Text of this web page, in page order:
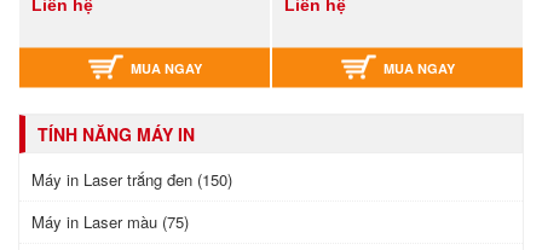
Liên hệ
MUA NGAY
Liên hệ
MUA NGAY
TÍNH NĂNG MÁY IN
Máy in Laser trắng đen (150)
Máy in Laser màu (75)